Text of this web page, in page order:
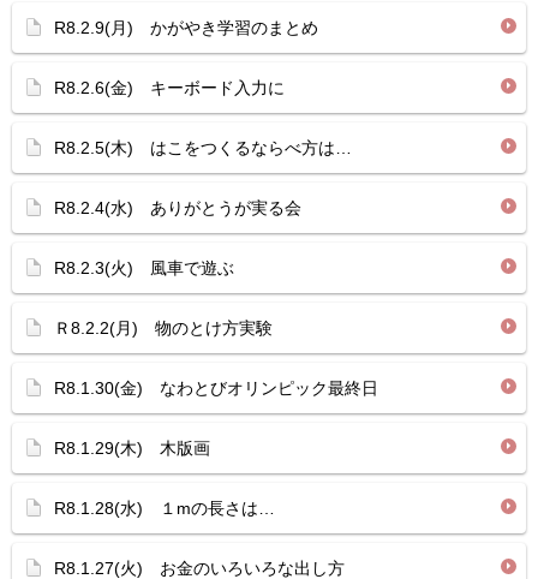
R8.2.9(月) かがやき学習のまとめ
R8.2.6(金) キーボード入力に
R8.2.5(木) はこをつくるならべ方は…
R8.2.4(水) ありがとうが実る会
R8.2.3(火) 風車で遊ぶ
Ｒ8.2.2(月) 物のとけ方実験
R8.1.30(金) なわとびオリンピック最終日
R8.1.29(木) 木版画
R8.1.28(水) １mの長さは…
R8.1.27(火) お金のいろいろな出し方